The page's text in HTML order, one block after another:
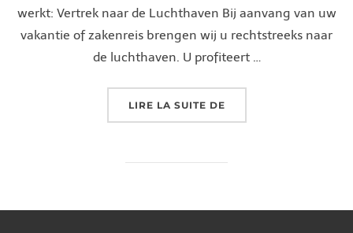
werkt: Vertrek naar de Luchthaven Bij aanvang van uw
vakantie of zakenreis brengen wij u rechtstreeks naar
de luchthaven. U profiteert …
LIRE LA SUITE DE« AÉROPORTS »